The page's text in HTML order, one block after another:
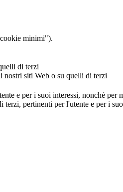
minimi").
di terzi
nostri siti Web o su quelli di terzi
e per i suoi interessi, nonché per
pertinenti per l'utente e per i